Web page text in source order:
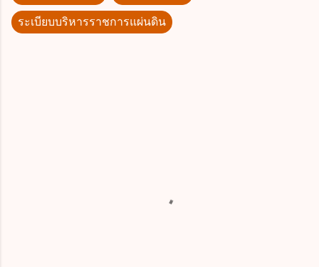
ระเบียบบริหารราชการแผ่นดิน